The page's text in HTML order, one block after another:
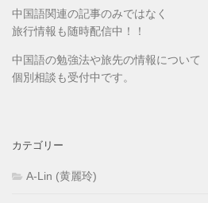
中国語関連の記事のみではなく
旅行情報も随時配信中！！
中国語の勉強法や旅先の情報について
個別相談も受付中です。
カテゴリー
A-Lin (黄麗玲)